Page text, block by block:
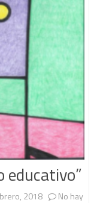
educativo”
2018
No hay